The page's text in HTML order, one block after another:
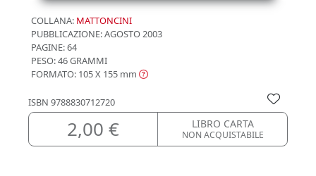
COLLANA: MATTONCINI
PUBBLICAZIONE:AGOSTO 2003
PAGINE: 64
PESO: 46 GRAMMI
FORMATO: 105 X 155 mm
ISBN 9788830712720
2,00 € LIBRO CARTA
NON ACQUISTABILE